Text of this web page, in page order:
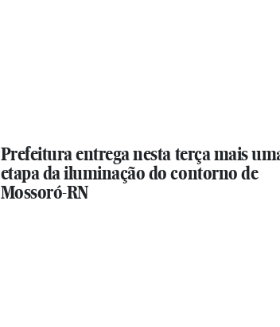
Prefeitura entrega nesta terça mais
etapa da iluminação do contorno de
Mossoró-RN